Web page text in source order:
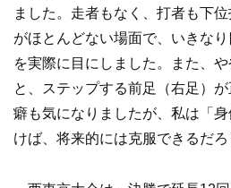
ました。走者もなく、打者も下
がほとんどない場面で、いきな
を実際に目にしました。また、
と、ステップする前足（右足）
癖も気になりましたが、私は「
けば、将来的には克服できるだろ